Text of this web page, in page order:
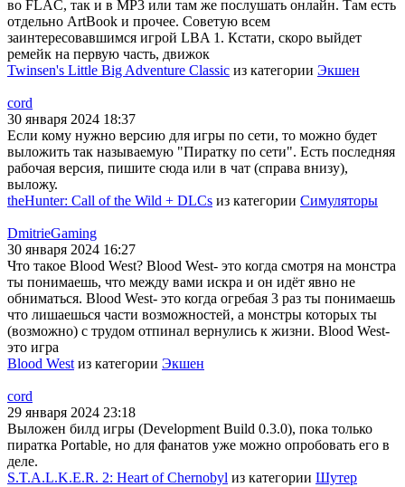
во FLAC, так и в MP3 или там же послушать онлайн. Там есть
отдельно ArtBook и прочее. Советую всем
заинтересовавшимся игрой LBA 1. Кстати, скоро выйдет
ремейк на первую часть, движок
Twinsen's Little Big Adventure Classic из категории Экшен
cord
30 января 2024 18:37
Если кому нужно версию для игры по сети, то можно будет
выложить так называемую "Пиратку по сети". Есть последняя
рабочая версия, пишите сюда или в чат (справа внизу),
выложу.
theHunter: Call of the Wild + DLCs из категории Симуляторы
DmitrieGaming
30 января 2024 16:27
Что такое Blood West? Blood West- это когда смотря на монстра
ты понимаешь, что между вами искра и он идёт явно не
обниматься. Blood West- это когда огребая 3 раз ты понимаешь
что лишаешься части возможностей, а монстры которых ты
(возможно) с трудом отпинал вернулись к жизни. Blood West-
это игра
Blood West из категории Экшен
cord
29 января 2024 23:18
Выложен билд игры (Development Build 0.3.0), пока только
пиратка Portable, но для фанатов уже можно опробовать его в
деле.
S.T.A.L.K.E.R. 2: Heart of Chernobyl из категории Шутер